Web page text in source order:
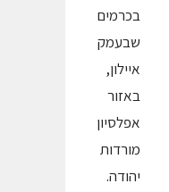
בכרמים
שבעמק
איילון,
באזור
אפלסיון
מורדות
יהודה.